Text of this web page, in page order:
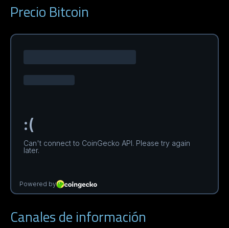
Precio Bitcoin
Canales de información